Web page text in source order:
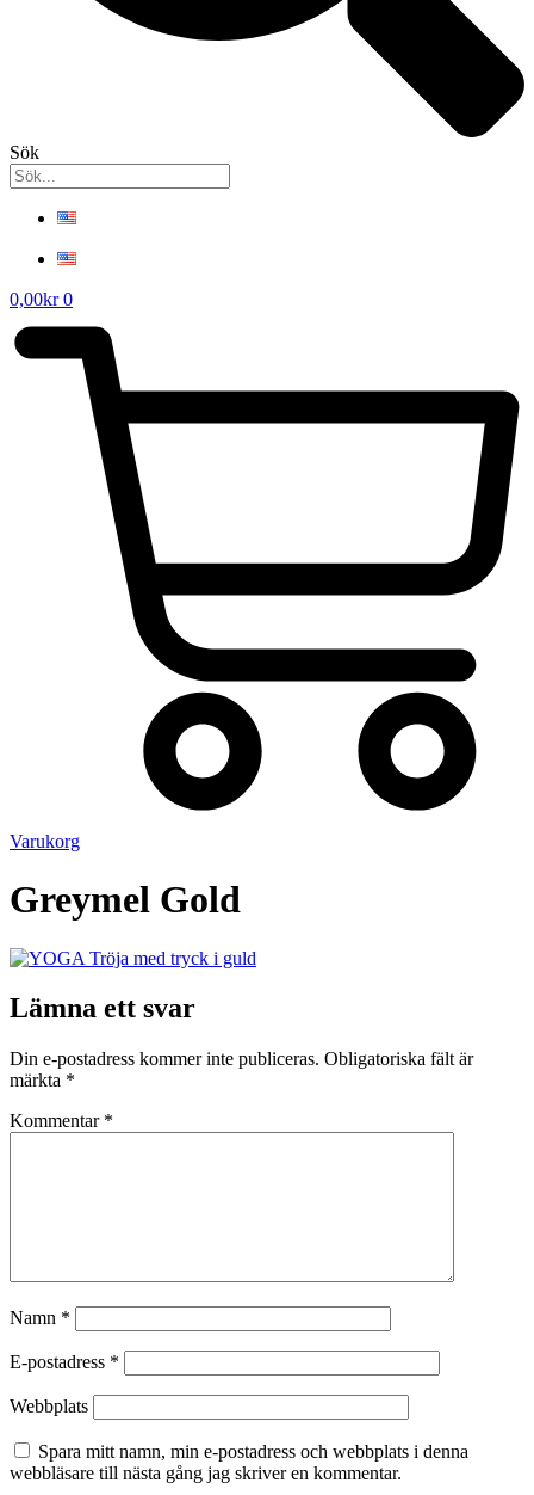
Sök
0,00kr 0
Varukorg
Greymel Gold
Lämna ett svar
Din e-postadress kommer inte publiceras. Obligatoriska fält är
märkta *
Kommentar *
Namn *
E-postadress *
Webbplats
Spara mitt namn, min e-postadress och webbplats i denna
webbläsare till nästa gång jag skriver en kommentar.